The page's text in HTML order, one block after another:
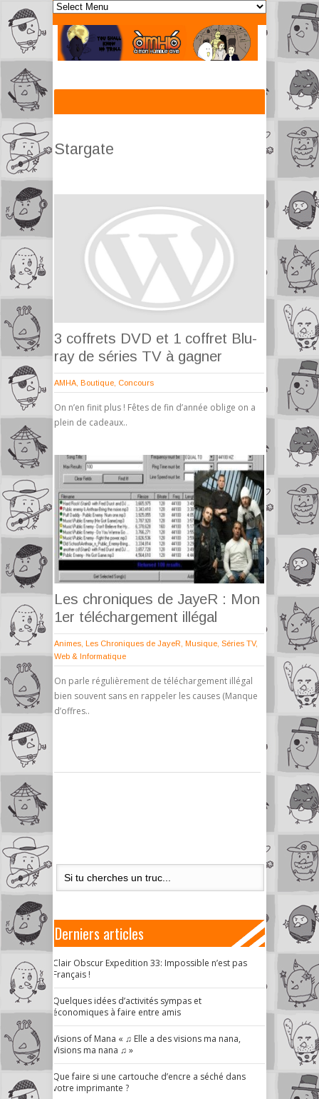
Stargate
3 coffrets DVD et 1 coffret Blu-
ray de séries TV à gagner
AMHA Boutique Concours
On n’en finit plus ! Fêtes de fin d’année oblige on a
plein de cadeaux..
Les chroniques de JayeR : Mon
1er téléchargement illégal
Animes Les Chroniques de JayeR Musique Séries TV,
Web & Informatique
On parle régulièrement de téléchargement illégal
bien souvent sans en rappeler les causes (Manque
d’offres..
Derniers articles
Clair Obscur Expedition 33: Impossible n’est pas
Français !
Quelques idées d’activités sympas et
économiques à faire entre amis
Visions of Mana « ♫ Elle a des visions ma nana,
Visions ma nana ♫ »
Que faire si une cartouche d’encre a séché dans
votre imprimante ?